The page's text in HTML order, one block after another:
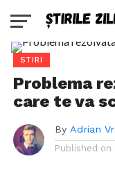
STIRI
Problema
care te va
By Adrian
Published on